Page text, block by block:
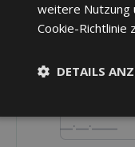
Strasse Nr.
weitere Nutzung
Cookie-Richtlinie
DETAILS